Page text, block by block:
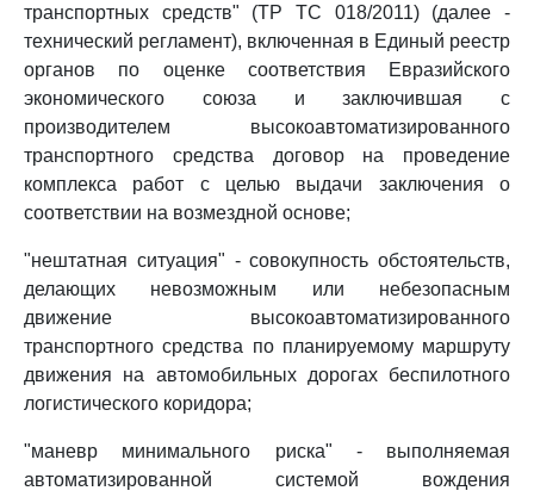
транспортных средств" (ТР ТС 018/2011) (далее -
технический регламент), включенная в Единый реестр
органов по оценке соответствия Евразийского
экономического союза и заключившая с
производителем высокоавтоматизированного
транспортного средства договор на проведение
комплекса работ с целью выдачи заключения о
соответствии на возмездной основе;
"нештатная ситуация" - совокупность обстоятельств,
делающих невозможным или небезопасным
движение высокоавтоматизированного
транспортного средства по планируемому маршруту
движения на автомобильных дорогах беспилотного
логистического коридора;
"маневр минимального риска" - выполняемая
автоматизированной системой вождения